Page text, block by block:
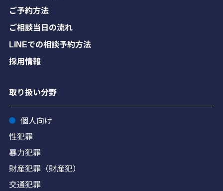
ご予約方法
ご相談当日の流れ
LINEでの相談予約方法
採用情報
取り扱い分野
個人向け
性犯罪
暴力犯罪
財産犯罪（財産犯）
交通犯罪